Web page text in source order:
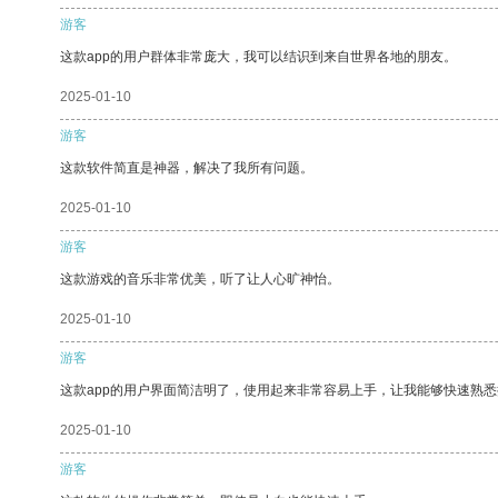
游客
这款app的用户群体非常庞大，我可以结识到来自世界各地的朋友。
2025-01-10
游客
这款软件简直是神器，解决了我所有问题。
2025-01-10
游客
这款游戏的音乐非常优美，听了让人心旷神怡。
2025-01-10
游客
这款app的用户界面简洁明了，使用起来非常容易上手，让我能够快速熟
2025-01-10
游客